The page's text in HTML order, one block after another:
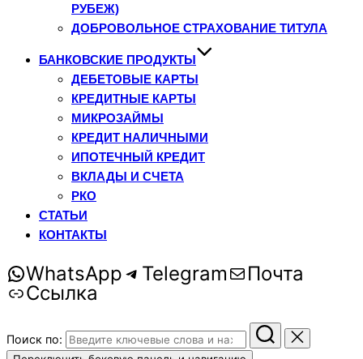
РУБЕЖ)
ДОБРОВОЛЬНОЕ СТРАХОВАНИЕ ТИТУЛА
БАНКОВСКИЕ ПРОДУКТЫ
ДЕБЕТОВЫЕ КАРТЫ
КРЕДИТНЫЕ КАРТЫ
МИКРОЗАЙМЫ
КРЕДИТ НАЛИЧНЫМИ
ИПОТЕЧНЫЙ КРЕДИТ
ВКЛАДЫ И СЧЕТА
РКО
СТАТЬИ
КОНТАКТЫ
WhatsApp Telegram
Почта
Ссылка
Поиск по: